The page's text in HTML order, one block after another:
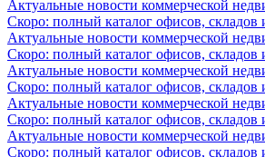
Актуальные новости коммерческой
Скоро: полный каталог офисов,
Актуальные новости коммерческой
Скоро: полный каталог офисов,
Актуальные новости коммерческой
Скоро: полный каталог офисов,
Актуальные новости коммерческой
Скоро: полный каталог офисов,
Актуальные новости коммерческой
Скоро: полный каталог офисов,